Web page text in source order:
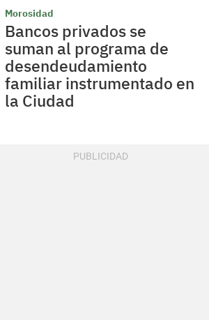
Morosidad
Bancos privados se
suman al programa de
desendeudamiento
familiar instrumentado en
la Ciudad